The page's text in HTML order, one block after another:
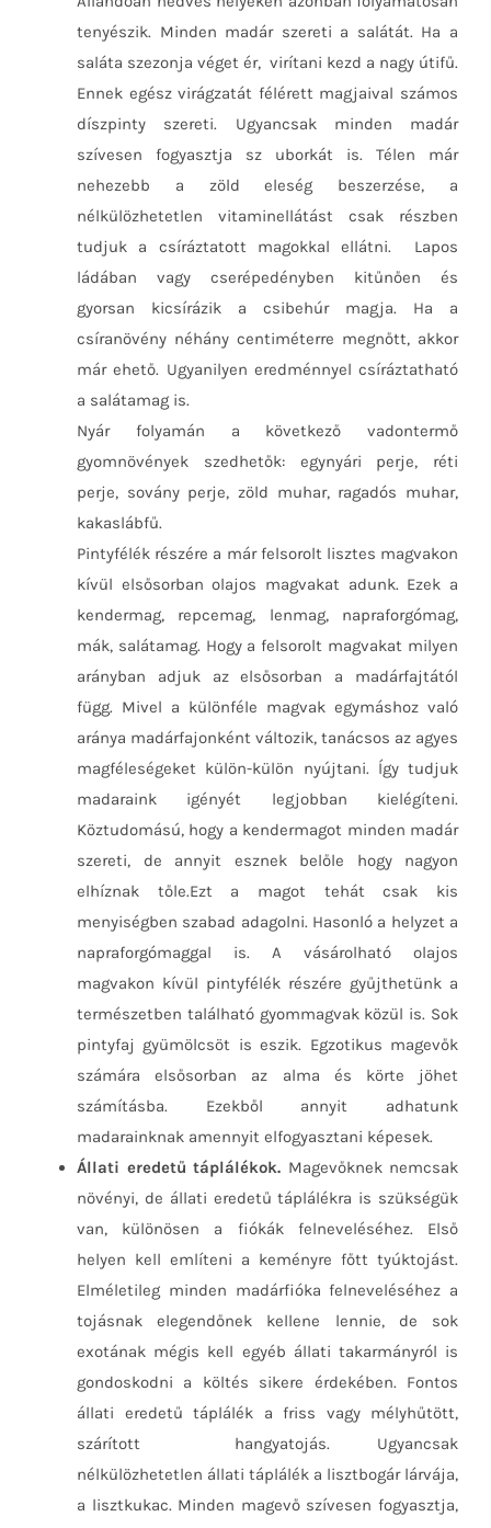
tenyészik. Minden madár szereti a salátát. Ha a
saláta szezonja véget ér, virítani kezd a nagy útifű.
Ennek egész virágzatát félérett magjaival számos
díszpinty szereti. Ugyancsak minden madár
szívesen fogyasztja sz uborkát is. Télen már
nehezebb a zöld eleség beszerzése, a
nélkülözhetetlen vitaminellátást csak részben
tudjuk a csíráztatott magokkal ellátni. Lapos
ládában vagy cserépedényben kitűnően és
gyorsan kicsírázik a csibehúr magja. Ha a
csíranövény néhány centiméterre megnőtt, akkor
már ehető. Ugyanilyen eredménnyel csíráztatható
a salátamag is.
Nyár folyamán a következő vadontermő
gyomnövények szedhetők: egynyári perje, réti
perje, sovány perje, zöld muhar, ragadós muhar,
kakaslábfű.
Pintyfélék részére a már felsorolt lisztes magvakon
kívül elsősorban olajos magvakat adunk. Ezek a
kendermag, repcemag, lenmag, napraforgómag,
mák, salátamag. Hogy a felsorolt magvakat milyen
arányban adjuk az elsősorban a madárfajtától
függ. Mivel a különféle magvak egymáshoz való
aránya madárfajonként változik, tanácsos az agyes
magféleségeket külön-külön nyújtani. Így tudjuk
madaraink igényét legjobban kielégíteni.
Köztudomású, hogy a kendermagot minden madár
szereti, de annyit esznek belőle hogy nagyon
elhíznak tőle.Ezt a magot tehát csak kis
menyiségben szabad adagolni. Hasonló a helyzet a
napraforgómaggal is. A vásárolható olajos
magvakon kívül pintyfélék részére gyűjthetünk a
természetben található gyommagvak közül is. Sok
pintyfaj gyümölcsöt is eszik. Egzotikus magevők
számára elsősorban az alma és körte jöhet
számításba. Ezekből annyit adhatunk
madarainknak amennyit elfogyasztani képesek.
Állati eredetű táplálékok. Magevőknek nemcsak
növényi, de állati eredetű táplálékra is szükségük
van, különösen a fiókák felneveléséhez. Első
helyen kell említeni a keményre főtt tyúktojást.
Elméletileg minden madárfióka felneveléséhez a
tojásnak elegendőnek kellene lennie, de sok
exotának mégis kell egyéb állati takarmányról is
gondoskodni a költés sikere érdekében. Fontos
állati eredetű táplálék a friss vagy mélyhűtött,
szárított hangyatojás. Ugyancsak
nélkülözhetetlen állati táplálék a lisztbogár lárvája,
a lisztkukac. Minden magevő szívesen fogyasztja,